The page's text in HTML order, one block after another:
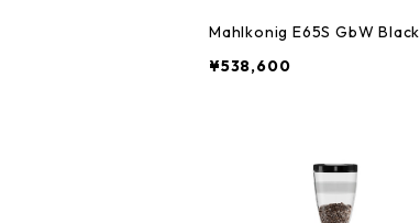
Mahlkonig E65S GbW Black
¥538,600